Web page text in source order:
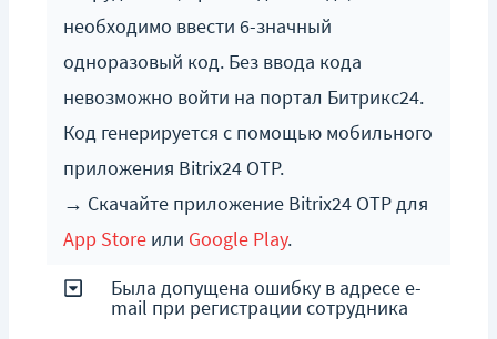
необходимо ввести 6-значный
одноразовый код. Без ввода кода
невозможно войти на портал Битрикс24.
Код генерируется с помощью мобильного
приложения Bitrix24 OTP.
→ Скачайте приложение Bitrix24 OTP для
App Store или Google Play.
Была допущена ошибку в адресе e-
mail при регистрации сотрудника